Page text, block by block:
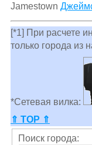
Jamestown
[*1] При расчете
только города из
*Сетевая вилка:
⇑ TOP ⇑
Поиск города: